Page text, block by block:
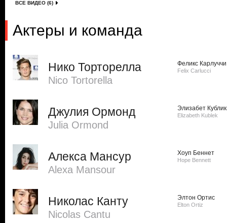
ВСЕ ВИДЕО (6)
Актеры и команда
Нико Торторелла
Nico Tortorella
Феликс Карлуччи
Felix Carlucci
Джулия Ормонд
Julia Ormond
Элизабет Кублик
Elizabeth Kublek
Алекса Мансур
Alexa Mansour
Хоуп Беннет
Hope Bennett
Николас Канту
Nicolas Cantu
Элтон Ортис
Elton Ortiz